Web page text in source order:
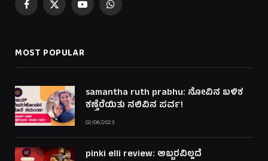
Facebook
X
YouTubeWhatsApp
MOST POPULAR
samantha ruth prabhu: ನೋವಿನ ಬಳಿಕ
ಕಣ್ತೆರೆಯಿತು ನಲಿವಿನ ಪರ್ವ!
02/06/2023
pinki elli review: ಅಬ್ಬರವಿಲ್ಲದೆ